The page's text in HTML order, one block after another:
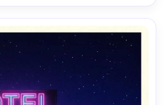
rota e datas de viagem, lente de
de campo rasa, iluminação
suave-AR 4:5